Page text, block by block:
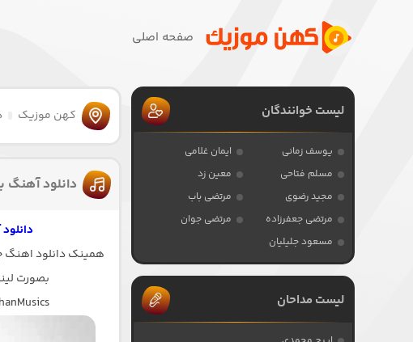
صفحه اصلی
کهن موزیک
دانلود
همینک دانلود اهنگ
بصورت
لیست خوانندگان
یوسف زمانی
ایمان غلامی
مسلم فتاحی
معین زد
مجید رضوی
مرتضی باب
مرتضی جعفرزاده
مرتضی جوان
مسعود جلیلیان
لیست مداحان